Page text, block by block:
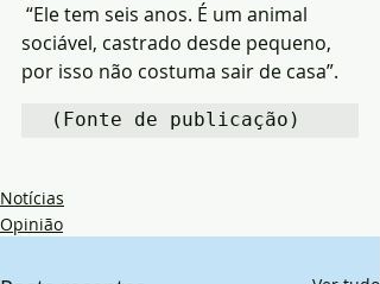
sociável, castrado desde pequeno,
por isso não costuma sair de casa”.
(Fonte de publicação)
Notícias
Opinião